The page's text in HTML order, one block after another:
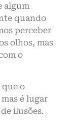
algum
quando
perceber
olhos, mas
o
que o
é lugar
ilusões.